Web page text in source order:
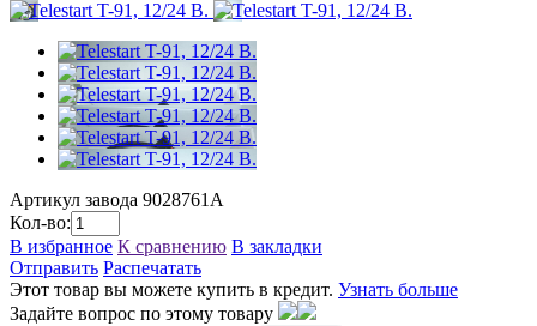
Артикул завода 9028761A
Кол-во:
В избранное К сравнению В закладки
Отправить Распечатать
Этот товар вы можете купить в кредит. Узнать больше
Задайте вопрос по этому товару